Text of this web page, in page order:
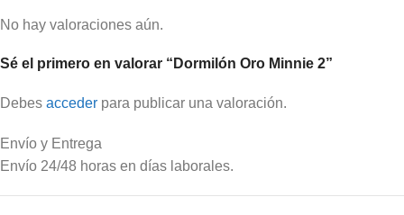
No hay valoraciones aún.
Sé el primero en valorar “Dormilón Oro Minnie 2”
Debes acceder para publicar una valoración.
Envío y Entrega
Envío 24/48 horas en días laborales.